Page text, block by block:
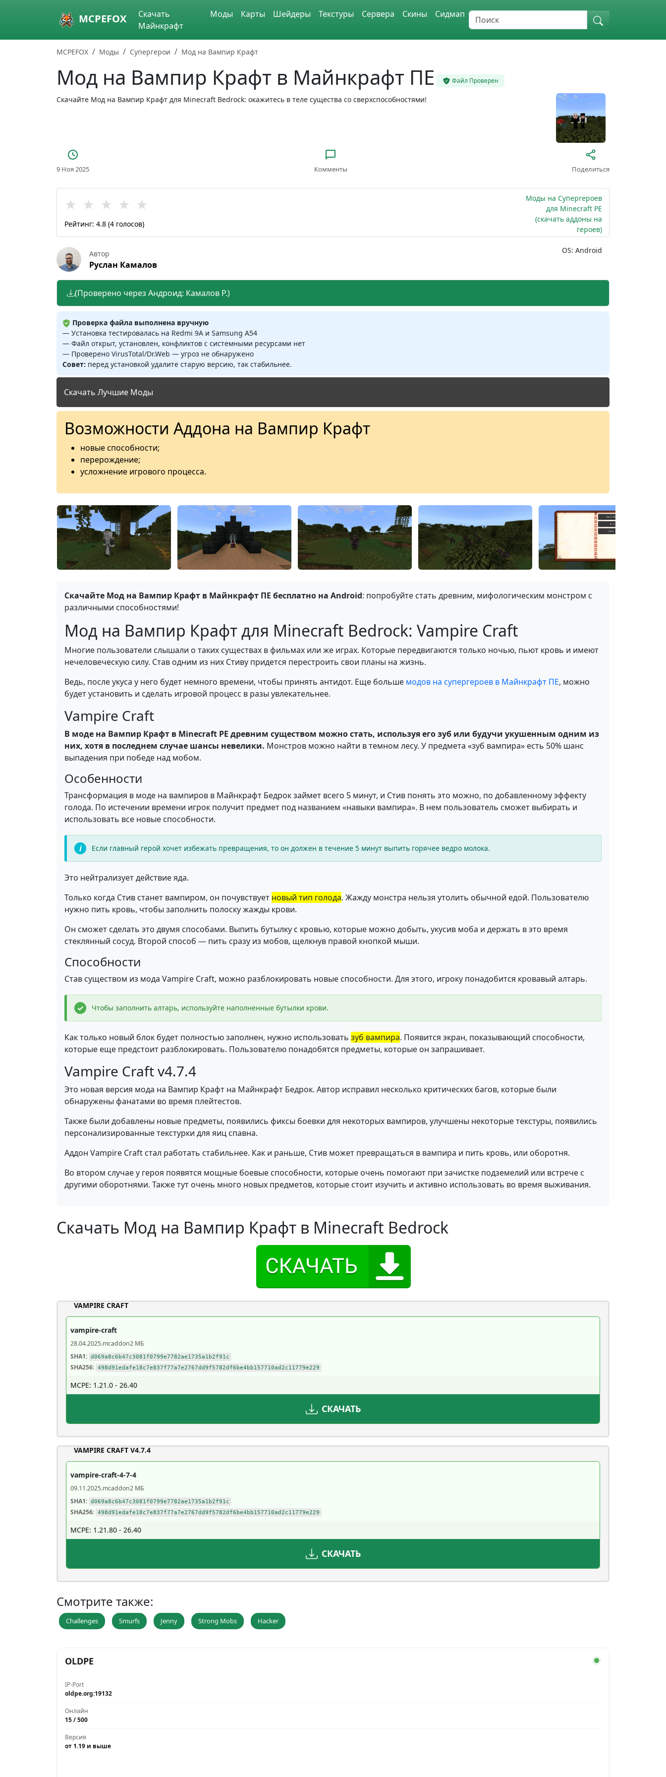
Skip to main content MCPEFOX
Скачать
Майнкрафт
Моды Карты Шейдеры Текстуры Сервера Скины Сидмап
MCPEFOX Моды Супергерои Мод на Вампир Крафт
Мод на Вампир Крафт в Майнкрафт ПЕ Файл Проверен
Скачайте Мод на Вампир Крафт для Minecraft Bedrock: окажитесь в теле существа со сверхспособностями!
9 Ноя 2025 Комменты Поделиться
★ ★ ★ ★ ★
Рейтинг: 4.8 (4 голосов)
Моды на Супергероев
для Minecraft PE
(скачать аддоны на
героев)
OS: Android
Автор
Руслан Камалов
(Проверено через Андроид: Камалов Р.)
Проверка файла выполнена вручную
— Установка тестировалась на Redmi 9A и Samsung A54
— Файл открыт, установлен, конфликтов с системными ресурсами нет
— Проверено VirusTotal/Dr.Web — угроз не обнаружено
Совет: перед установкой удалите старую версию, так стабильнее.
Скачать Лучшие Моды
Возможности Аддона на Вампир Крафт
новые способности;
перерождение;
усложнение игрового процесса.
Скачайте Мод на Вампир Крафт в Майнкрафт ПЕ бесплатно на Android: попробуйте стать древним, мифологическим монстром с
различными способностями!
Мод на Вампир Крафт для Minecraft Bedrock: Vampire Craft
Многие пользователи слышали о таких существах в фильмах или же играх. Которые передвигаются только ночью, пьют кровь и имеют
нечеловеческую силу. Став одним из них Стиву придется перестроить свои планы на жизнь.
Ведь, после укуса у него будет немного времени, чтобы принять антидот. Еще больше модов на супергероев в Майнкрафт ПЕ, можно
будет установить и сделать игровой процесс в разы увлекательнее.
Vampire Craft
В моде на Вампир Крафт в Minecraft PE древним существом можно стать, используя его зуб или будучи укушенным одним из
них, хотя в последнем случае шансы невелики. Монстров можно найти в темном лесу. У предмета «зуб вампира» есть 50% шанс
выпадения при победе над мобом.
Особенности
Трансформация в моде на вампиров в Майнкрафт Бедрок займет всего 5 минут, и Стив понять это можно, по добавленному эффекту
голода. По истечении времени игрок получит предмет под названием «навыки вампира». В нем пользователь сможет выбирать и
использовать все новые способности.
Если главный герой хочет избежать превращения, то он должен в течение 5 минут выпить горячее ведро молока.
Это нейтрализует действие яда.
Только когда Стив станет вампиром, он почувствует новый тип голода. Жажду монстра нельзя утолить обычной едой. Пользователю
нужно пить кровь, чтобы заполнить полоску жажды крови.
Он сможет сделать это двумя способами. Выпить бутылку с кровью, которые можно добыть, укусив моба и держать в это время
стеклянный сосуд. Второй способ — пить сразу из мобов, щелкнув правой кнопкой мыши.
Способности
Став существом из мода Vampire Craft, можно разблокировать новые способности. Для этого, игроку понадобится кровавый алтарь.
Чтобы заполнить алтарь, используйте наполненные бутылки крови.
Как только новый блок будет полностью заполнен, нужно использовать зуб вампира. Появится экран, показывающий способности,
которые еще предстоит разблокировать. Пользователю понадобятся предметы, которые он запрашивает.
Vampire Craft v4.7.4
Это новая версия мода на Вампир Крафт на Майнкрафт Бедрок. Автор исправил несколько критических багов, которые были
обнаружены фанатами во время плейтестов.
Также были добавлены новые предметы, появились фиксы боевки для некоторых вампиров, улучшены некоторые текстуры, появились
персонализированные текстурки для яиц спавна.
Аддон Vampire Craft стал работать стабильнее. Как и раньше, Стив может превращаться в вампира и пить кровь, или оборотня.
Во втором случае у героя появятся мощные боевые способности, которые очень помогают при зачистке подземелий или встрече с
другими оборотнями. Также тут очень много новых предметов, которые стоит изучить и активно использовать во время выживания.
Скачать Мод на Вампир Крафт в Minecraft Bedrock
VAMPIRE CRAFT
vampire-craft
28.04.2025.mcaddon2 МБ
SHA1: d069a8c6b47c3081f0799e7782ae1735a1b2f91c
SHA256: 498d91edafe18c7e837f77a7e2767dd9f5782df6be4bb157710ad2c11779e229
MCPE: 1.21.0 - 26.40
СКАЧАТЬ
VAMPIRE CRAFT V4.7.4
vampire-craft-4-7-4
09.11.2025.mcaddon2 МБ
SHA1: d069a8c6b47c3081f0799e7782ae1735a1b2f91c
SHA256: 498d91edafe18c7e837f77a7e2767dd9f5782df6be4bb157710ad2c11779e229
MCPE: 1.21.80 - 26.40
СКАЧАТЬ
Смотрите также:
Challenges Smurfs Jenny Strong Mobs Hacker
OLDPE
IP-Port
oldpe.org:19132
Онлайн
15 / 500
Версия
от 1.19 и выше